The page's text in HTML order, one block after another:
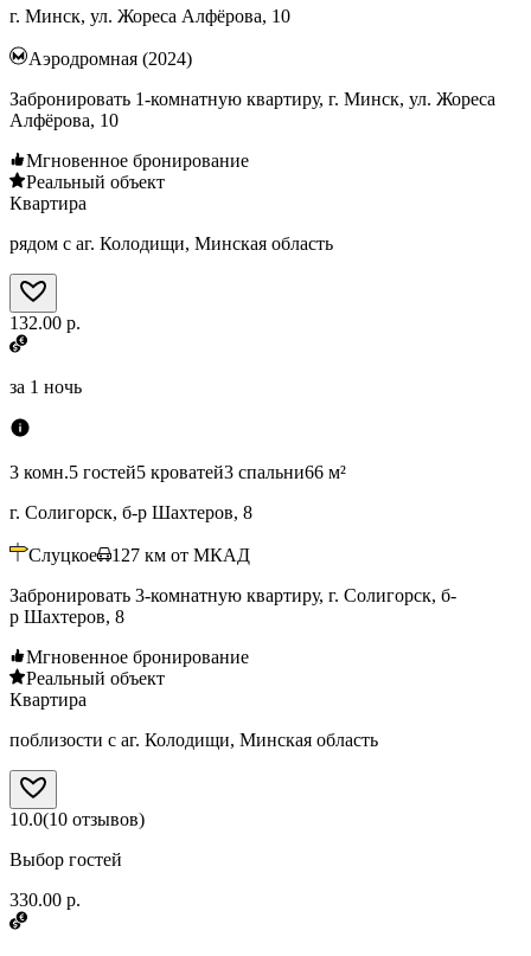
г. Минск, ул. Жореса Алфёрова, 10
Аэродромная (2024)
Забронировать 1-комнатную квартиру, г. Минск, ул. Жореса
Алфёрова, 10
Мгновенное бронирование
Реальный объект
Квартира
рядом с аг. Колодищи, Минская область
132.00 р.
за 1 ночь
3 комн.5 гостей5 кроватей3 спальни66 м²
г. Солигорск, б-р Шахтеров, 8
Слуцкое 127 км от МКАД
Забронировать 3-комнатную квартиру, г. Солигорск, б-
р Шахтеров, 8
Мгновенное бронирование
Реальный объект
Квартира
поблизости с аг. Колодищи, Минская область
10.0(10 отзывов)
Выбор гостей
330.00 р.